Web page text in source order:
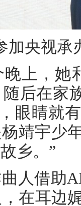
加央视
上，她
后在家
眼睛就
靖宇少
乡。”
人借助
在耳边